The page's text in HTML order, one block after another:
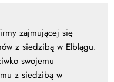
zajmującej się
z siedzibą w Elblągu.
swojemu
z siedzibą w